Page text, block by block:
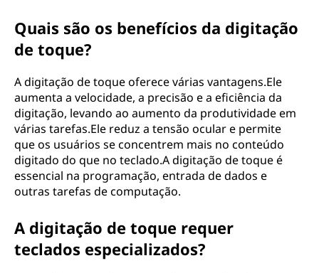
Quais são os benefícios da digitação
de toque?
A digitação de toque oferece várias vantagens.Ele
aumenta a velocidade, a precisão e a eficiência da
digitação, levando ao aumento da produtividade em
várias tarefas.Ele reduz a tensão ocular e permite
que os usuários se concentrem mais no conteúdo
digitado do que no teclado.A digitação de toque é
essencial na programação, entrada de dados e
outras tarefas de computação.
A digitação de toque requer
teclados especializados?